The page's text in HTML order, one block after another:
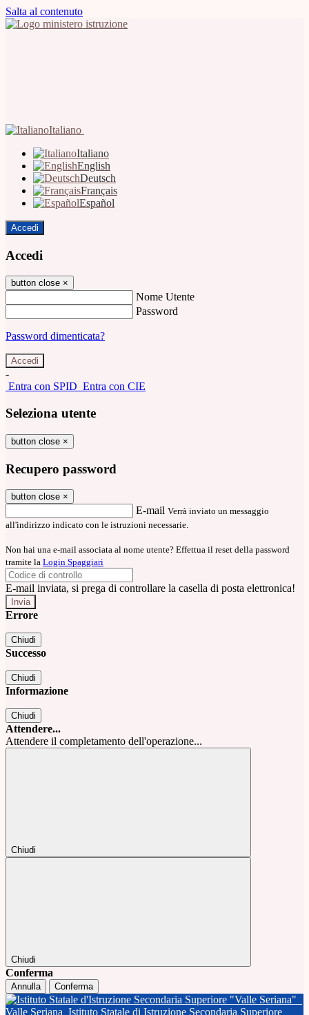
Salta al contenuto
Italiano
Italiano
English
Deutsch
Français
Español
Accedi
Accedi
button close ×
Nome Utente
Password
Password dimenticata?
-
Entra con SPID Entra con CIE
Seleziona utente
button close ×
Recupero password
button close ×
E-mail Verrà inviato un messaggio
all'indirizzo indicato con le istruzioni necessarie.
Non hai una e-mail associata al nome utente? Effettua il reset della password
tramite la Login Spaggiari
E-mail inviata, si prega di controllare la casella di posta elettronica!
Errore
Chiudi
Successo
Chiudi
Informazione
Chiudi
Attendere...
Attendere il completamento dell'operazione...
Chiudi
Chiudi
Conferma
Annulla Conferma
Valle Seriana Istituto Statale di Istruzione Secondaria Superiore